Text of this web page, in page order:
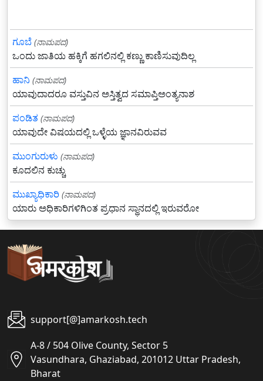
ಗೂಬೆ (ನಾಮಪದ)
ಒಂದು ಜಾತಿಯ ಹಕ್ಕಿಗೆ ಹಗಲಿನಲ್ಲಿ ಕಣ್ಣು ಕಾಣಿಸುವುದಿಲ್ಲ
ಹಾನಿ (ನಾಮಪದ)
ಯಾವುದಾದರೂ ವಸ್ತುವಿನ ಅಸ್ತಿತ್ವದ ಸಮಾಪ್ತಿಅಂತ್ಯನಾಶ
ಪಂಡಿತ (ನಾಮಪದ)
ಯಾವುದೇ ವಿಷಯದಲ್ಲಿ ಒಳ್ಳೆಯ ಜ್ಞಾನವಿರುವವ
ಮುಂಗುರುಳು (ನಾಮಪದ)
ಕೂದಲಿನ ಕುಚ್ಚು
ಮುಖ್ಯಾಧಿಕಾರಿ (ನಾಮಪದ)
ಯಾರು ಅಧಿಕಾರಿಗಳಿಗಿಂತ ಪ್ರಧಾನ ಸ್ಥಾನದಲ್ಲಿ ಇರುವರೋ
support[@]amarkosh.tech
A-8 / 504 Olive County, Sector 5
Vasundhara, Ghaziabad, 201012 Uttar Pradesh,
Bharat